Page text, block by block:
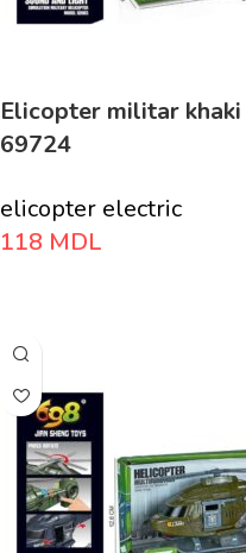
Elicopter militar
69724
elicopter electric
118 MDL